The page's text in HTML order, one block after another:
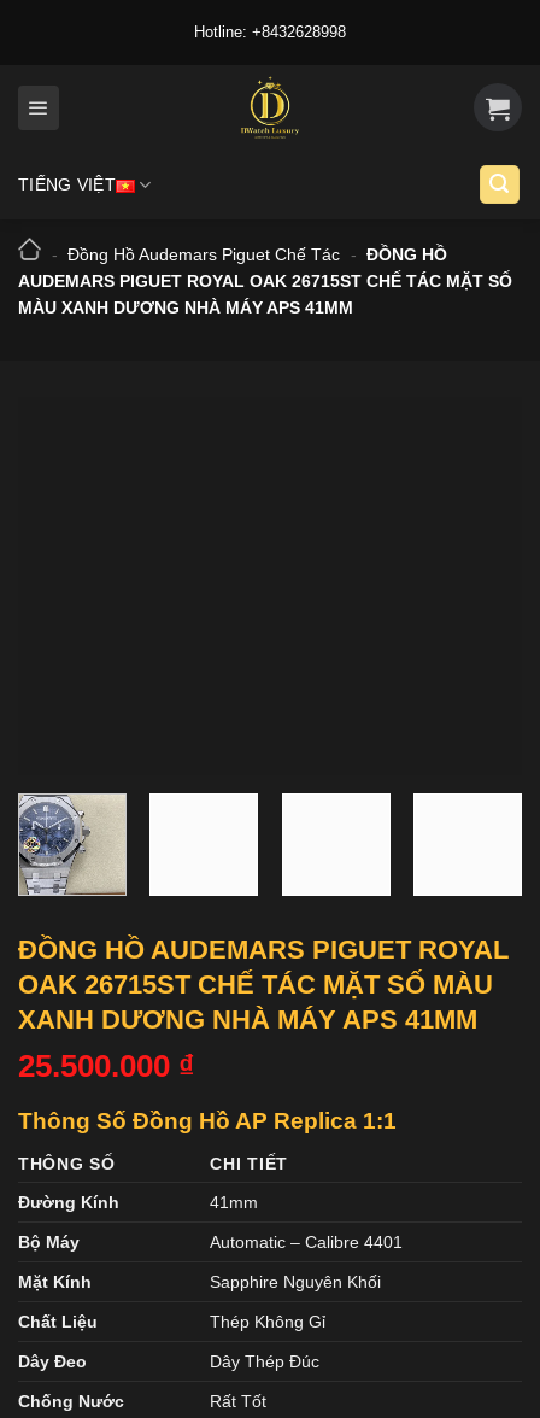
Hotline: +8432628998
TIẾNG VIỆT
- Đồng Hồ Audemars Piguet Chế Tác - ĐỒNG HỒ
AUDEMARS PIGUET ROYAL OAK 26715ST CHẾ TÁC MẶT SỐ
MÀU XANH DƯƠNG NHÀ MÁY APS 41MM
ĐỒNG HỒ AUDEMARS PIGUET ROYAL
OAK 26715ST CHẾ TÁC MẶT SỐ MÀU
XANH DƯƠNG NHÀ MÁY APS 41MM
25.500.000 ₫
Thông Số Đồng Hồ AP Replica 1:1
THÔNG SỐ
CHI TIẾT
Đường Kính
41mm
Bộ Máy Automatic – Calibre 4401
Mặt Kính Sapphire Nguyên Khối
Chất Liệu Thép Không Gỉ
Dây Đeo Dây Thép Đúc
Chống Nước Rất Tốt